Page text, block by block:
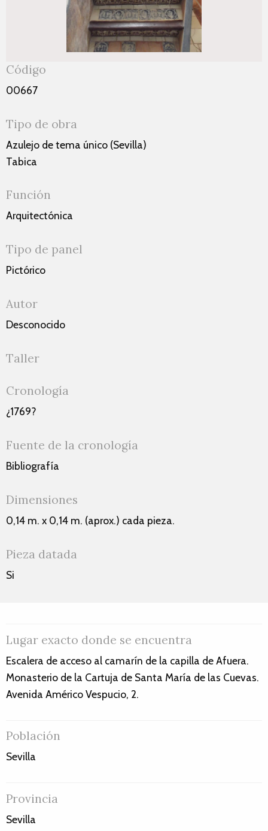
Código
00667
Tipo de obra
Azulejo de tema único (Sevilla)
Tabica
Función
Arquitectónica
Tipo de panel
Pictórico
Autor
Desconocido
Taller
Cronología
¿1769?
Fuente de la cronología
Bibliografía
Dimensiones
0,14 m. x 0,14 m. (aprox.) cada pieza.
Pieza datada
Si
Lugar exacto donde se encuentra
Escalera de acceso al camarín de la capilla de Afuera.
Monasterio de la Cartuja de Santa María de las Cuevas.
Avenida Américo Vespucio, 2.
Población
Sevilla
Provincia
Sevilla